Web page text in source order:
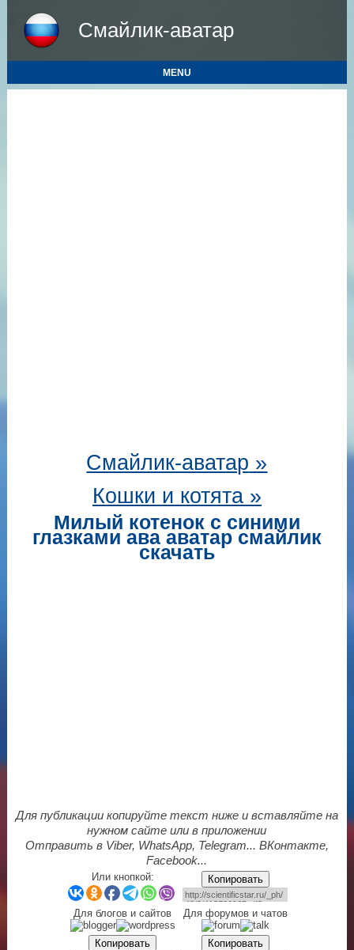
Смайлик-аватар
MENU
Смайлик-аватар »
Кошки и котята »
Милый котенок с синими
глазками ава аватар смайлик
скачать
Для публикации копируйте текст ниже и вставляйте на
нужном сайте или в приложении
Отправить в Viber, WhatsApp, Telegram... ВКонтакте,
Facebook...
Или кнопкой: Копировать
Для блогов и сайтов Для форумов и чатов
Копировать Копировать